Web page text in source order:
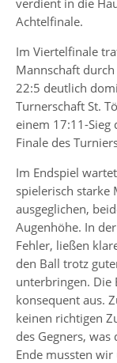
Achtelfinale.
Im Viertelfinale
Mannschaft
22:5 deutlich
Turnerschaft St.
einem 17:11-
Finale des
Im Endspiel
spielerisch starke
ausgeglichen,
Augenhöhe. In
Fehler, ließen
den Ball trotz
unterbringen. Die
konsequent aus.
keinen richtigen
des Gegners,
Ende mussten